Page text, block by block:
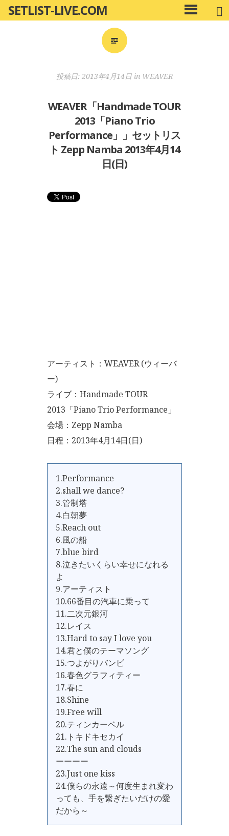
ン
SETLIST-LIVE.COM
メ
イ
投稿日: 2013年4月14日 in WEAVER
WEAVER「Handmade TOUR
2013「Piano Trio
Performance」」セットリス
ト Zepp Namba 2013年4月14
日(日)
アーティスト：WEAVER (ウィーバ
ー)
ライブ：Handmade TOUR
2013「Piano Trio Performance」
会場：Zepp Namba
日程：2013年4月14日(日)
1.Performance
2.shall we dance?
3.管制塔
4.白朝夢
5.Reach out
6.風の船
7.blue bird
8.泣きたいくらい幸せになれる
よ
9.アーティスト
10.66番目の汽車に乗って
11.二次元銀河
12.レイス
13.Hard to say I love you
14.君と僕のテーマソング
15.つよがりバンビ
16.春色グラフィティー
17.春に
18.Shine
19.Free will
20.ティンカーベル
21.トキドキセカイ
22.The sun and clouds
ーーーー
23.Just one kiss
24.僕らの永遠～何度生まれ変わ
っても、手を繋ぎたいだけの愛
だから～